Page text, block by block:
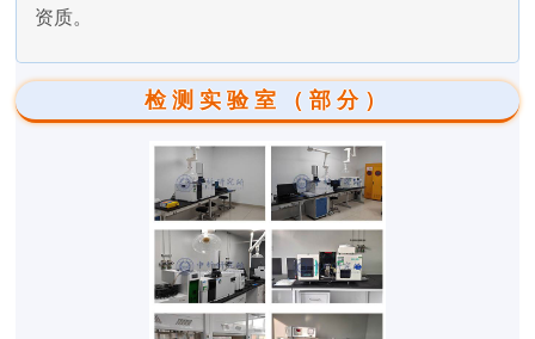
资质。
检测实验室（部分）